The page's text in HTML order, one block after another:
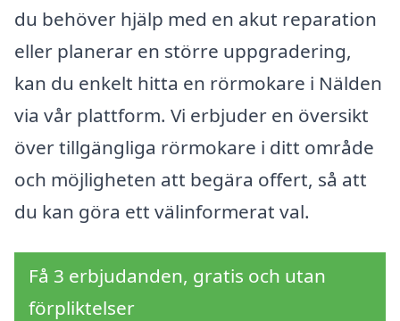
du behöver hjälp med en akut reparation
eller planerar en större uppgradering,
kan du enkelt hitta en rörmokare i Nälden
via vår plattform. Vi erbjuder en översikt
över tillgängliga rörmokare i ditt område
och möjligheten att begära offert, så att
du kan göra ett välinformerat val.
Få 3 erbjudanden, gratis och utan
förpliktelser